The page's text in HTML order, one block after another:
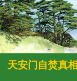
天安门自焚真相